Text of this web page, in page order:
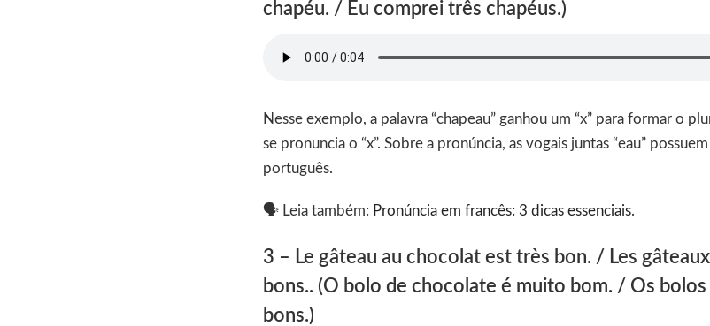
chapéu. / Eu comprei três chapéus.)
Nesse exemplo, a palavra “chapeau” ganhou um “x” para formar o
se pronuncia o “x”. Sobre a pronúncia, as vogais juntas “eau”
português.
🗣 Leia também: Pronúncia em francês: 3 dicas essenciais.
3 – Le gâteau au chocolat est très bon. / Les
bons.. (O bolo de chocolate é muito bom. / Os
bons.)